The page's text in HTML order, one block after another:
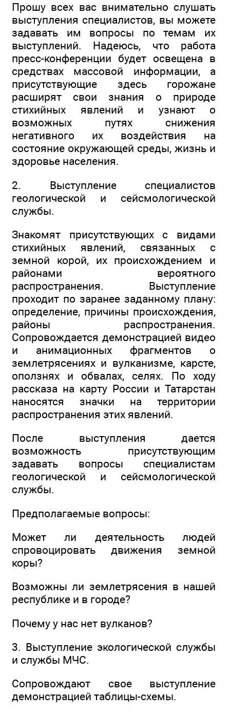
Прошу всех вас внимательно слушать
выступления специалистов, вы можете
задавать им вопросы по темам их
выступлений. Надеюсь, что работа
пресс-конференции будет освещена в
средствах массовой информации, а
присутствующие здесь горожане
расширят свои знания о природе
стихийных явлений и узнают о
возможных путях снижения
негативного их воздействия на
состояние окружающей среды, жизнь и
здоровье населения.
2. Выступление специалистов
геологической и сейсмологической
службы.
Знакомят присутствующих с видами
стихийных явлений, связанных с
земной корой, их происхождением и
районами вероятного
распространения. Выступление
проходит по заранее заданному плану:
определение, причины происхождения,
районы распространения.
Сопровождается демонстрацией видео
и анимационных фрагментов о
землетрясениях и вулканизме, карсте,
оползнях и обвалах, селях. По ходу
рассказа на карту России и Татарстан
наносятся значки на территории
распространения этих явлений.
После выступления дается
возможность присутствующим
задавать вопросы специалистам
геологической и сейсмологической
службы.
Предполагаемые вопросы:
Может ли деятельность людей
спровоцировать движения земной
коры?
Возможны ли землетрясения в нашей
республике и в городе?
Почему у нас нет вулканов?
3. Выступление экологической службы
и службы МЧС.
Сопровождают свое выступление
демонстрацией таблицы-схемы.